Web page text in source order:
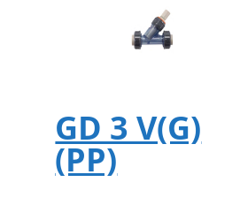
GD 3 V(G)
(PP)